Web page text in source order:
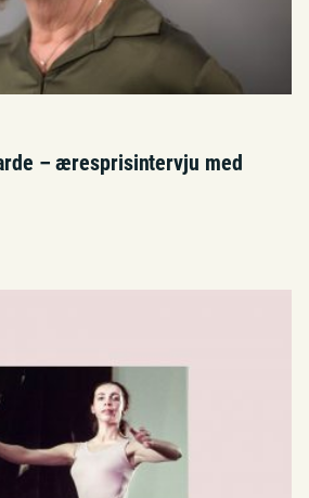
– æresprisintervju med